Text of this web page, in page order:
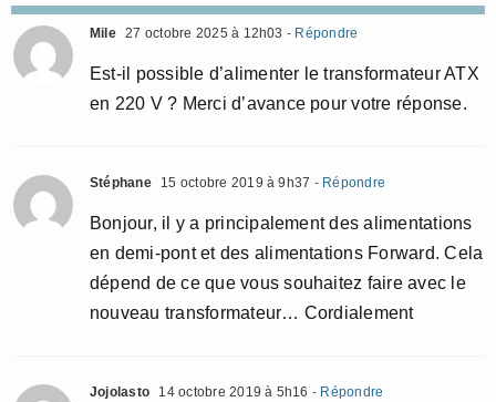
Mile 27 octobre 2025 à 12h03 - Répondre
Est-il possible d’alimenter le transformateur ATX
en 220 V ? Merci d’avance pour votre réponse.
Stéphane 15 octobre 2019 à 9h37 - Répondre
Bonjour, il y a principalement des alimentations
en demi-pont et des alimentations Forward. Cela
dépend de ce que vous souhaitez faire avec le
nouveau transformateur… Cordialement
Jojolasto 14 octobre 2019 à 5h16 - Répondre